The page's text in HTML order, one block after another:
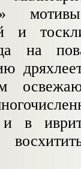
и
на
в